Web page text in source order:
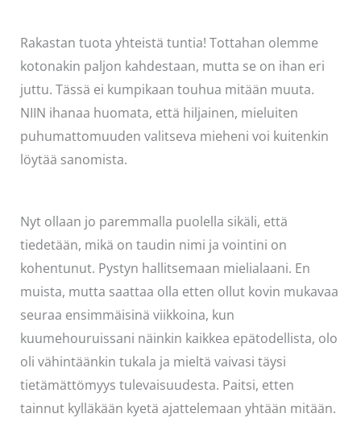
Rakastan tuota yhteistä tuntia! Tottahan olemme
kotonakin paljon kahdestaan, mutta se on ihan eri
juttu. Tässä ei kumpikaan touhua mitään muuta.
NIIN ihanaa huomata, että hiljainen, mieluiten
puhumattomuuden valitseva mieheni voi kuitenkin
löytää sanomista.
Nyt ollaan jo paremmalla puolella sikäli, että
tiedetään, mikä on taudin nimi ja vointini on
kohentunut. Pystyn hallitsemaan mielialaani. En
muista, mutta saattaa olla etten ollut kovin mukavaa
seuraa ensimmäisinä viikkoina, kun
kuumehouruissani näinkin kaikkea epätodellista, olo
oli vähintäänkin tukala ja mieltä vaivasi täysi
tietämättömyys tulevaisuudesta. Paitsi, etten
tainnut kylläkään kyetä ajattelemaan yhtään mitään.